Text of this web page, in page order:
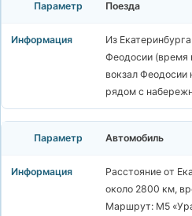
Поезда
Из
Феодосии (время
вокзал Феодосии
рядом с
Автомобиль
Расстояние от
около 2800 км,
Маршрут: М5